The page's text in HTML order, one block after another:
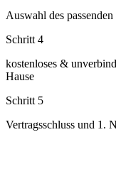
Auswahl des
Schritt 4
kostenloses &
Hause
Schritt 5
Vertragsschluss und 1.